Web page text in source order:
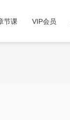
节课 VIP会员